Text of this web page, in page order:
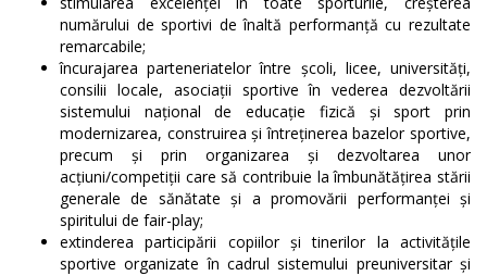
numărului de sportivi de înaltă performanţă cu rezultate
remarcabile;
încurajarea parteneriatelor între şcoli, licee, universităţi,
consilii locale, asociaţii sportive în vederea dezvoltării
sistemului naţional de educaţie fizică şi sport prin
modernizarea, construirea şi întreţinerea bazelor sportive,
precum şi prin organizarea şi dezvoltarea unor
acţiuni/competiţii care să contribuie la îmbunătăţirea stării
generale de sănătate şi a promovării performanţei şi
spiritului de fair-play;
extinderea participării copiilor şi tinerilor la activităţile
sportive organizate în cadrul sistemului preuniversitar şi